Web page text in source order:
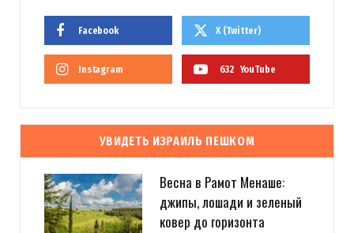
Facebook X (Twitter)
Instagram 632 YouTube
УВИДЕТЬ ИЗРАИЛЬ ПЕШКОМ
Весна в Рамот Менаше:
джипы, лошади и зеленый
ковер до горизонта